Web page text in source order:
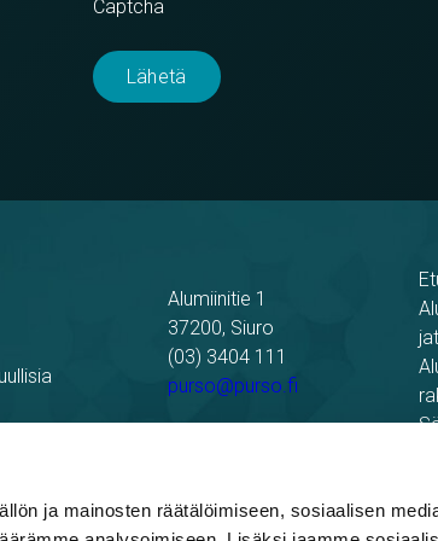
ja mainosten räätälöimiseen, sosiaalisen
Captcha
Alumiinitie 1
37200, Siuro
(03) 3404 111
purso@purso.fi